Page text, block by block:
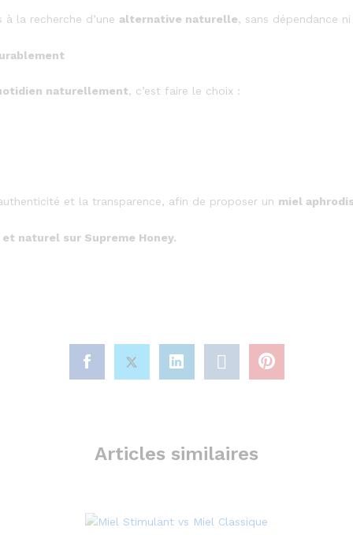
la recherche d’une alternative naturelle, sans dépendance
naturellement, c’est faire le choix :
et la transparence, afin de proposer un miel
naturel sur Supreme Honey.
Articles similaires